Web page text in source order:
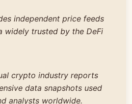
independent price feeds
widely trusted by the DeFi
crypto industry reports
data snapshots used
analysts worldwide.